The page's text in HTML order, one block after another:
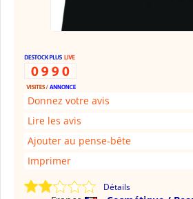
Donnez votre avis
Lire les avis
Ajouter au pense-bête
Imprimer
Détails